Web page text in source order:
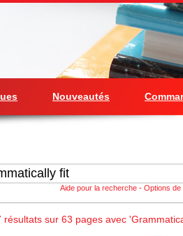
Nouveautés
Aide pour la recherche - Options
sur 63 pages avec